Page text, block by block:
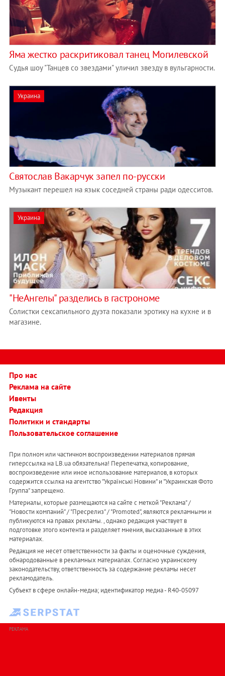
Яма жестко раскритиковал танец Могилевской
Судья шоу "Танцев со звездами" уличил звезду в вульгарности.
Украина
Святослав Вакарчук запел по-русски
Музыкант перешел на язык соседней страны ради одесситов.
Украина
"НеАнгелы" разделись в гастрономе
Солистки сексапильного дуэта показали эротику на кухне и в
магазине.
Про нас
Реклама на сайте
Ивенты
Редакция
Политики и стандарты
Пользовательское соглашение
При полном или частичном воспроизведении материалов прямая
гиперссылка на LB.ua обязательна! Перепечатка, копирование,
воспроизведение или иное использование материалов, в которых
содержится ссылка на агентство "Українськi Новини" и "Украинская Фото
Группа" запрещено.
Материалы, которые размещаются на сайте с меткой "Реклама" /
"Новости компаний" / "Пресрелиз" / "Promoted", являются рекламными и
публикуются на правах рекламы. , однако редакция участвует в
подготовке этого контента и разделяет мнения, высказанные в этих
материалах.
Редакция не несет ответственности за факты и оценочные суждения,
обнародованные в рекламных материалах. Согласно украинскому
законодательству, ответственность за содержание рекламы несет
рекламодатель.
Субъект в сфере онлайн-медиа; идентификатор медиа - R40-05097
РЕКЛАМА